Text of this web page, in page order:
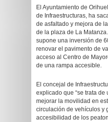
El Ayuntamiento de
de Infraestructuras, ha
de asfaltado y mejora de
de la plaza de La
supone una inversión de
renovar el pavimento de
acceso al Centro de
de una rampa accesible.
El concejal de
explicado que “se trata
mejorar la movilidad en
circulación de vehículos y
accesibilidad de los